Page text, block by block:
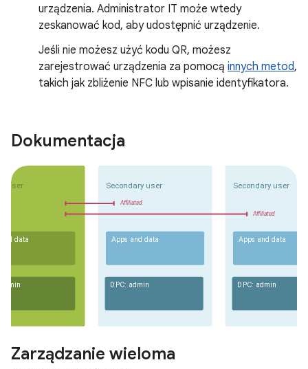
urządzenia. Administrator IT może wtedy
zeskanować kod, aby udostępnić urządzenie.
Jeśli nie możesz użyć kodu QR, możesz
zarejestrować urządzenia za pomocą innych metod,
takich jak zbliżenie NFC lub wpisanie identyfikatora.
Dokumentacja
Zarządzanie wieloma